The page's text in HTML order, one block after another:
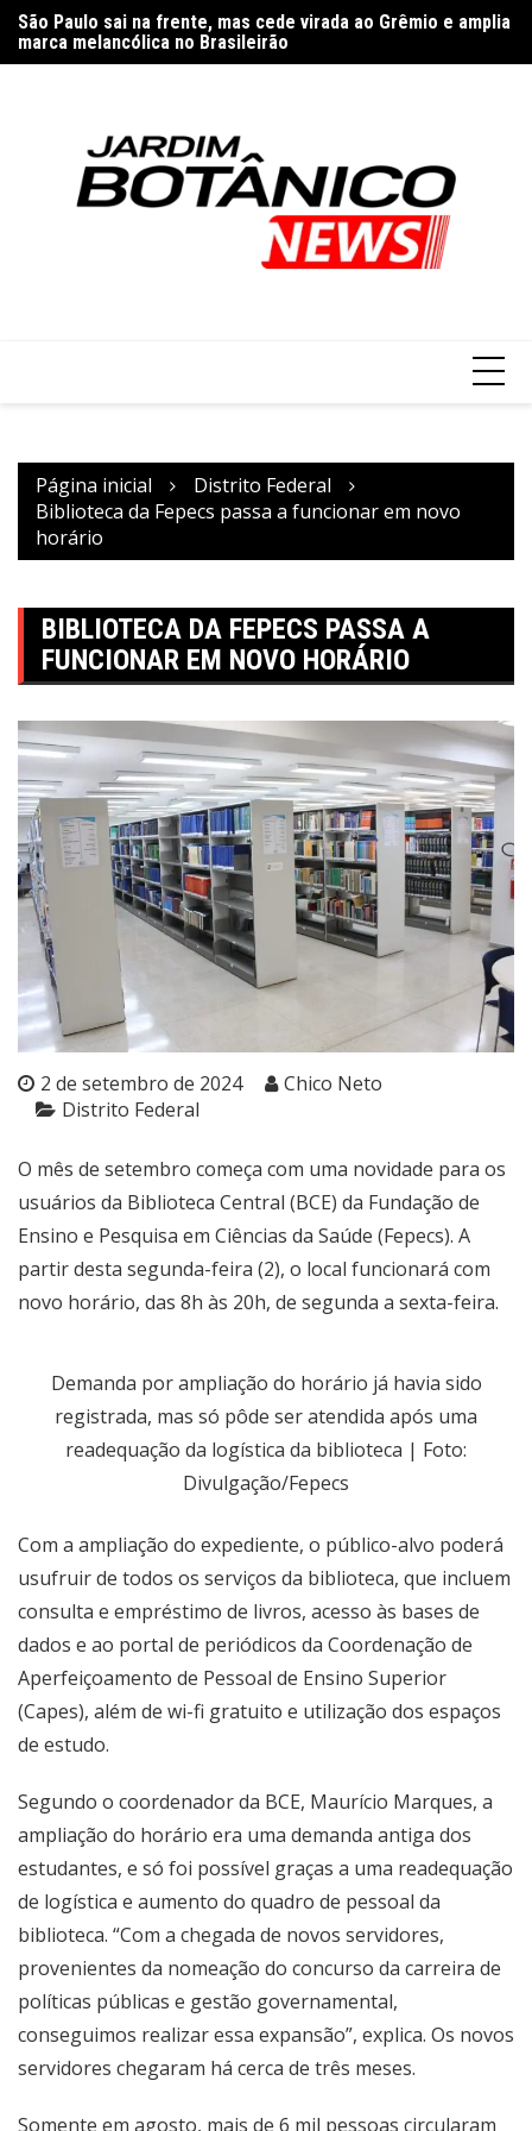
para
o
São Paulo sai na frente, mas cede virada ao Grêmio e amplia
marca melancólica no Brasileirão
Página inicial
Distrito Federal
Biblioteca da Fepecs passa a funcionar em novo
horário
BIBLIOTECA DA FEPECS PASSA A
FUNCIONAR EM NOVO HORÁRIO
2 de setembro de 2024
Chico Neto
Distrito Federal
O mês de setembro começa com uma novidade para os
usuários da Biblioteca Central (BCE) da Fundação de
Ensino e Pesquisa em Ciências da Saúde (Fepecs). A
partir desta segunda-feira (2), o local funcionará com
novo horário, das 8h às 20h, de segunda a sexta-feira.
Demanda por ampliação do horário já havia sido
registrada, mas só pôde ser atendida após uma
readequação da logística da biblioteca | Foto:
Divulgação/Fepecs
Com a ampliação do expediente, o público-alvo poderá
usufruir de todos os serviços da biblioteca, que incluem
consulta e empréstimo de livros, acesso às bases de
dados e ao portal de periódicos da Coordenação de
Aperfeiçoamento de Pessoal de Ensino Superior
(Capes), além de wi-fi gratuito e utilização dos espaços
de estudo.
Segundo o coordenador da BCE, Maurício Marques, a
ampliação do horário era uma demanda antiga dos
estudantes, e só foi possível graças a uma readequação
de logística e aumento do quadro de pessoal da
biblioteca. “Com a chegada de novos servidores,
provenientes da nomeação do concurso da carreira de
políticas públicas e gestão governamental,
conseguimos realizar essa expansão”, explica. Os novos
servidores chegaram há cerca de três meses.
Somente em agosto, mais de 6 mil pessoas circularam